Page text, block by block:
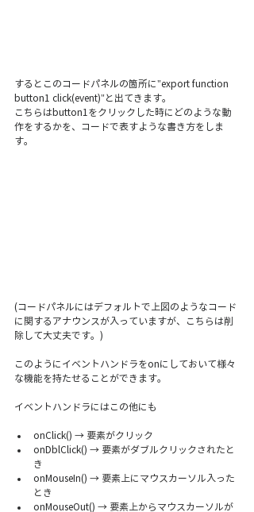
するとこのコードパネルの箇所に"export function
button1 click(event)"と出てきます。
こちらはbutton1をクリックした時にどのような動
作をするかを、コードで表すような書き方をしま
す。
(コードパネルにはデフォルトで上図のようなコード
に関するアナウンスが入っていますが、こちらは削
除して大丈夫です。)
このようにイベントハンドラをonにしておいて様々
な機能を持たせることができます。
イベントハンドラにはこの他にも
onClick() → 要素がクリック
onDblClick() → 要素がダブルクリックされたと
き
onMouseIn() → 要素上にマウスカーソル入った
とき
onMouseOut() → 要素上からマウスカーソルが